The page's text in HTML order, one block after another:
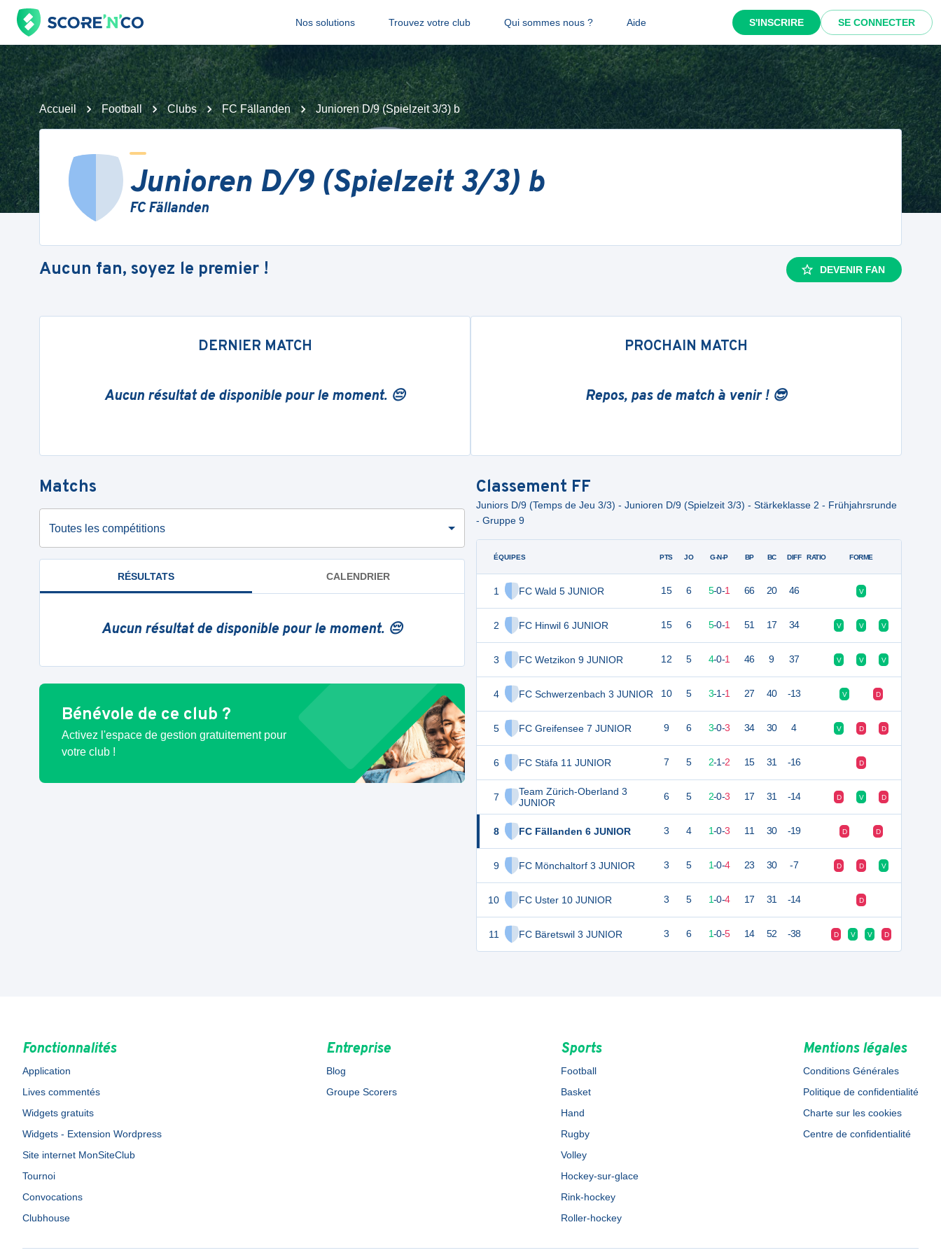
Nos solutions Trouvez votre club Qui sommes nous ? Aide S'INSCRIRE SE CONNECTER
Accueil Football Clubs FC Fällanden Junioren D/9 (Spielzeit 3/3) b
Junioren D/9 (Spielzeit 3/3) b
FC Fällanden
Aucun fan, soyez le premier ! DEVENIR FAN
DERNIER MATCH
Aucun résultat de disponible pour le moment. 😔
PROCHAIN MATCH
Repos, pas de match à venir ! 😎
Matchs
Toutes les compétitions
RÉSULTATS CALENDRIER
Aucun résultat de disponible pour le moment. 😔
Bénévole de ce club ?
Activez l'espace de gestion gratuitement pour
votre club !
Classement FF
Juniors D/9 (Temps de Jeu 3/3) - Junioren D/9 (Spielzeit 3/3) - Stärkeklasse 2 - Frühjahrsrunde
- Gruppe 9
ÉQUIPES
1 FC Wald 5 JUNIOR
2 FC Hinwil 6 JUNIOR
3 FC Wetzikon 9 JUNIOR
4 FC Schwerzenbach 3 JUNIOR
5 FC Greifensee 7 JUNIOR
6 FC Stäfa 11 JUNIOR
7
Team Zürich-Oberland 3
JUNIOR
8 FC Fällanden 6 JUNIOR
9 FC Mönchaltorf 3 JUNIOR
10 FC Uster 10 JUNIOR
11 FC Bäretswil 3 JUNIOR
PTS JO G-N-P BP BC DIFF RATIO FORME
15 6 5-0-1 66 20 46 V
15 6 5-0-1 51 17 34 V V V
12 5 4-0-1 46 9 37 V V V
10 5 3-1-1 27 40 -13 V D
9 6 3-0-3 34 30 4 V D D
7 5 2-1-2 15 31 -16 D
6 5 2-0-3 17 31 -14 D V D
3 4 1-0-3 11 30 -19 D D
3 5 1-0-4 23 30 -7 D D V
3 5 1-0-4 17 31 -14 D
3 6 1-0-5 14 52 -38 D V V D
Fonctionnalités
Application
Lives commentés
Widgets gratuits
Widgets - Extension Wordpress
Site internet MonSiteClub
Tournoi
Convocations
Clubhouse
Entreprise
Blog
Groupe Scorers
Sports
Football
Basket
Hand
Rugby
Volley
Hockey-sur-glace
Rink-hockey
Roller-hockey
Mentions légales
Conditions Générales
Politique de confidentialité
Charte sur les cookies
Centre de confidentialité